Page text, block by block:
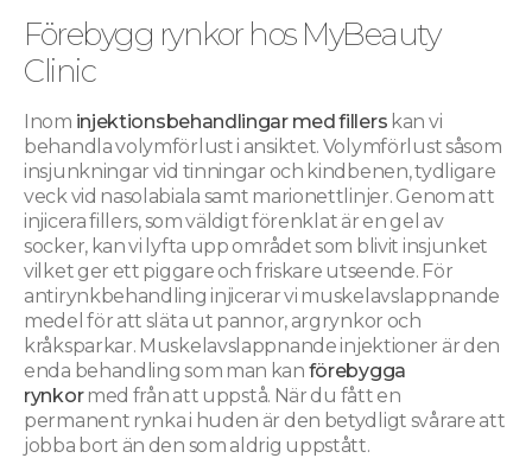
Förebygg rynkor hos MyBeauty
Clinic
Inom injektionsbehandlingar med fillers kan vi
behandla volymförlust i ansiktet. Volymförlust såsom
insjunkningar vid tinningar och kindbenen, tydligare
veck vid nasolabiala samt marionettlinjer. Genom att
injicera fillers, som väldigt förenklat är en gel av
socker, kan vi lyfta upp området som blivit insjunket
vilket ger ett piggare och friskare utseende. För
antirynkbehandling injicerar vi muskelavslappnande
medel för att släta ut pannor, argrynkor och
kråksparkar. Muskelavslappnande injektioner är den
enda behandling som man kan förebygga
rynkormed från att uppstå. När du fått en
permanent rynka i huden är den betydligt svårare att
jobba bort än den som aldrig uppstått.